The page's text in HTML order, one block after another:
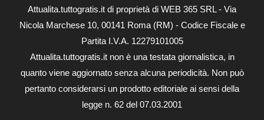
Attualita.tuttogratis.it di proprietà di WEB 365 SRL - Via
Nicola Marchese 10, 00141 Roma (RM) - Codice Fiscale e
Partita I.V.A. 12279101005
Attualita.tuttogratis.it non è una testata giornalistica, in
quanto viene aggiornato senza alcuna periodicità. Non può
pertanto considerarsi un prodotto editoriale ai sensi della
legge n. 62 del 07.03.2001